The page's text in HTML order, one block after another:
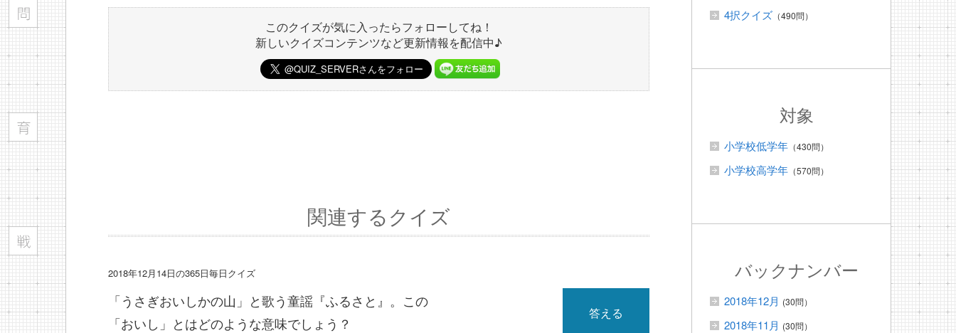
このクイズが気に入ったらフォローしてね！
新しいクイズコンテンツなど更新情報を配信中♪
関連するクイズ
2018年12月14日の365日毎日クイズ
「うさぎおいしかの山」と歌う童謡『ふるさと』。この
「おいし」とはどのような意味でしょう？
答える
4択クイズ （490問）
対象
小学校低学年 （430問）
小学校高学年 （570問）
バックナンバー
2018年12月 (30問）
2018年11月 (30問）